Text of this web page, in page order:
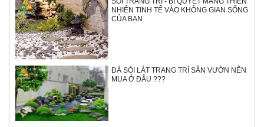
NHIÊN TINH TẾ VÀO KHÔNG GIAN SỐNG
CỦA BẠN
ĐÁ SỎI LÁT TRANG TRÍ SÂN VƯỜN NÊN
MUA Ở ĐÂU ???